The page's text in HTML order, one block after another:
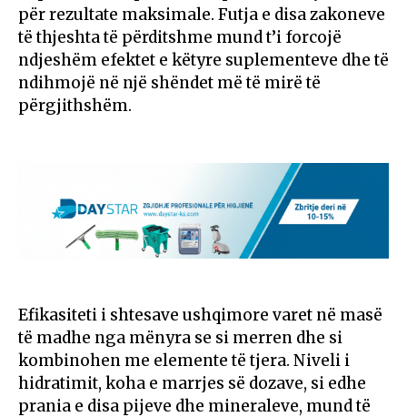
për rezultate maksimale. Futja e disa zakoneve
të thjeshta të përditshme mund t’i forcojë
ndjeshëm efektet e këtyre suplementeve dhe të
ndihmojë në një shëndet më të mirë të
përgjithshëm.
Efikasiteti i shtesave ushqimore varet në masë
të madhe nga mënyra se si merren dhe si
kombinohen me elemente të tjera. Niveli i
hidratimit, koha e marrjes së dozave, si edhe
prania e disa pijeve dhe mineraleve, mund të